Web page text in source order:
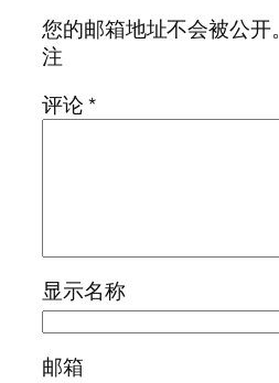
您的邮箱地址不会被公开。
注
评论*
显示名称
邮箱